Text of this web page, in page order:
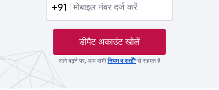
+91
डीमैट अकाउंट खोलें
आगे बढ़ने पर, आप सभीनियम व शर्तों*से सहमत हैं